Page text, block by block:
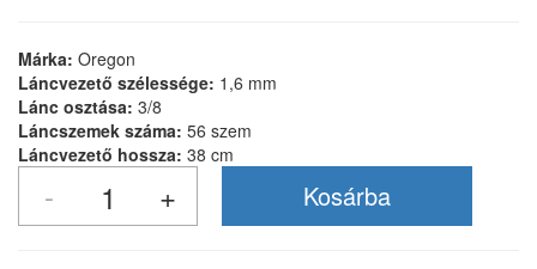
Márka: Oregon
Láncvezető szélessége: 1,6 mm
Lánc osztása: 3/8
Láncszemek száma: 56 szem
Láncvezető hossza: 38 cm